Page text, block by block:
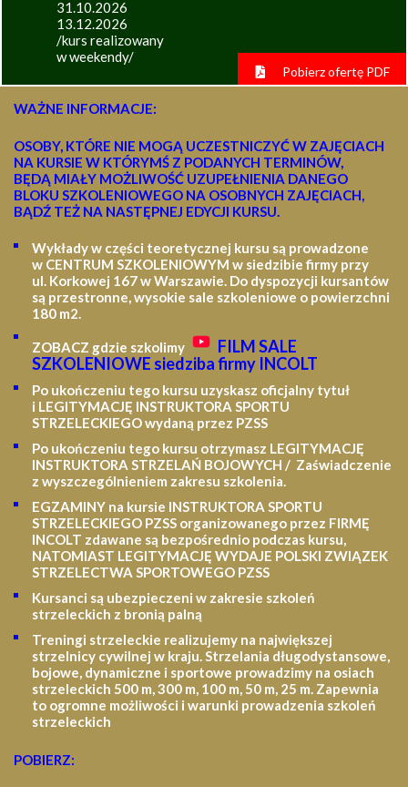
31.10.2026
13.12.2026
/kurs realizowany
w weekendy/
Pobierz ofertę PDF
WAŻNE INFORMACJE:
OSOBY, KTÓRE NIE MOGĄ UCZESTNICZYĆ W ZAJĘCIACH
NA KURSIE W KTÓRYMŚ Z PODANYCH TERMINÓW,
BĘDĄ MIAŁY MOŻLIWOŚĆ UZUPEŁNIENIA DANEGO
BLOKU SZKOLENIOWEGO NA OSOBNYCH ZAJĘCIACH,
BĄDŹ TEŻ NA NASTĘPNEJ EDYCJI KURSU.
Wykłady w części teoretycznej kursu są prowadzone
w CENTRUM SZKOLENIOWYM w siedzibie firmy przy
ul. Korkowej 167 w Warszawie. Do dyspozycji kursantów
są przestronne, wysokie sale szkoleniowe o powierzchni
180 m2.
ZOBACZ gdzie szkolimy
FILM SALE
SZKOLENIOWE siedziba firmy INCOLT
Po ukończeniu tego kursu uzyskasz oficjalny tytuł
i LEGITYMACJĘ INSTRUKTORA SPORTU
STRZELECKIEGO wydaną przez PZSS
Po ukończeniu tego kursu otrzymasz LEGITYMACJĘ
INSTRUKTORA STRZELAŃ BOJOWYCH / Zaświadczenie
z wyszczególnieniem zakresu szkolenia.
EGZAMINY na kursie INSTRUKTORA SPORTU
STRZELECKIEGO PZSS organizowanego przez FIRMĘ
INCOLT zdawane są bezpośrednio podczas kursu,
NATOMIAST LEGITYMACJĘ WYDAJE POLSKI ZWIĄZEK
STRZELECTWA SPORTOWEGO PZSS
Kursanci są ubezpieczeni w zakresie szkoleń
strzeleckich z bronią palną
Treningi strzeleckie realizujemy na największej
strzelnicy cywilnej w kraju. Strzelania długodystansowe,
bojowe, dynamiczne i sportowe prowadzimy na osiach
strzeleckich 500 m, 300 m, 100 m, 50 m, 25 m. Zapewnia
to ogromne możliwości i warunki prowadzenia szkoleń
strzeleckich
POBIERZ: